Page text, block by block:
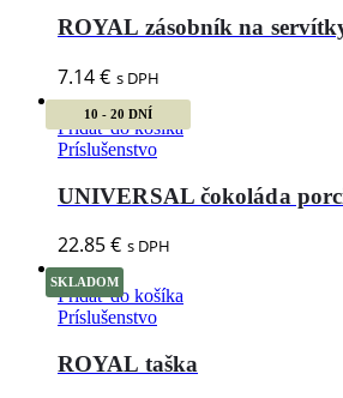
ROYAL zásobník na
7.14€ s DPH
10 - 20 DNÍ
Pridať do košíka
Príslušenstvo
UNIVERSAL čokoláda
22.85€ s DPH
SKLADOM
Pridať do košíka
Príslušenstvo
ROYAL taška